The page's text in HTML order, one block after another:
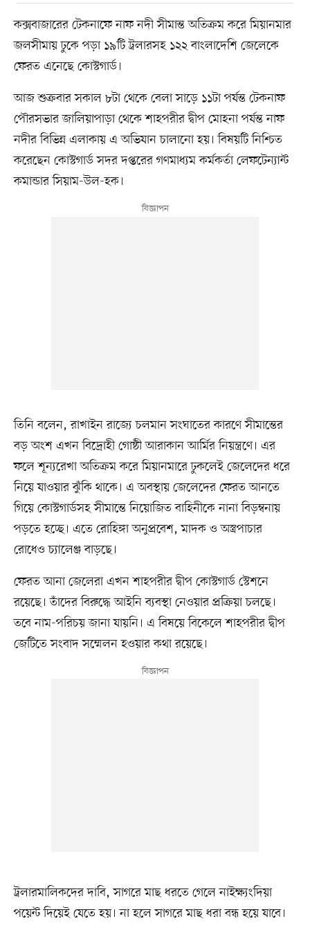
কক্সবাজারের টেকনাফে নাফ নদী সীমান্ত অতিক্রম করে মিয়ানমার
জলসীমায় ঢুকে পড়া ১৯টি ট্রলারসহ ১২২ বাংলাদেশি জেলেকে
ফেরত এনেছে কোস্টগার্ড।
আজ শুক্রবার সকাল ৮টা থেকে বেলা সাড়ে ১১টা পর্যন্ত টেকনাফ
পৌরসভার জালিয়াপাড়া থেকে শাহপরীর দ্বীপ মোহনা পর্যন্ত নাফ
নদীর বিভিন্ন এলাকায় এ অভিযান চালানো হয়। বিষয়টি নিশ্চিত
করেছেন কোস্টগার্ড সদর দপ্তরের গণমাধ্যম কর্মকর্তা লেফটেন্যান্ট
কমান্ডার সিয়াম-উল-হক।
তিনি বলেন, রাখাইন রাজ্যে চলমান সংঘাতের কারণে সীমান্তের
বড় অংশ এখন বিদ্রোহী গোষ্ঠী আরাকান আর্মির নিয়ন্ত্রণে। এর
ফলে শূন্যরেখা অতিক্রম করে মিয়ানমারে ঢুকলেই জেলেদের ধরে
নিয়ে যাওয়ার ঝুঁকি থাকে। এ অবস্থায় জেলেদের ফেরত আনতে
গিয়ে কোস্টগার্ডসহ সীমান্তে নিয়োজিত বাহিনীকে নানা বিড়ম্বনায়
পড়তে হচ্ছে। এতে রোহিঙ্গা অনুপ্রবেশ, মাদক ও অস্ত্রপাচার
রোধেও চ্যালেঞ্জ বাড়ছে।
ফেরত আনা জেলেরা এখন শাহপরীর দ্বীপ কোস্টগার্ড স্টেশনে
রয়েছে। তাঁদের বিরুদ্ধে আইনি ব্যবস্থা নেওয়ার প্রক্রিয়া চলছে।
তবে নাম-পরিচয় জানা যায়নি। এ বিষয়ে বিকেলে শাহপরীর দ্বীপ
জেটিতে সংবাদ সম্মেলন হওয়ার কথা রয়েছে।
ট্রলারমালিকদের দাবি, সাগরে মাছ ধরতে গেলে নাইক্ষ্যংদিয়া
পয়েন্ট দিয়েই যেতে হয়। না হলে সাগরে মাছ ধরা বন্ধ হয়ে যাবে।